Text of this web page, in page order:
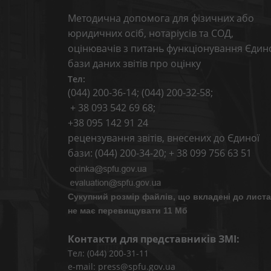
Методична допомога для фізичних або
юридичних осіб, нотаріусів та СОД,
оцінювачів з питань функціонування
бази даних звітів про оцінку
Тел:
(044) 200-36-14; (044) 200-32-58;
+ 38 093 542 69 68;
+38 095 142 91 24
рецензування звітів, внесених до Єдиної
бази: (044) 200-34-20; + 38 099 756 63 51
Сукупний розмір файлів, що вкладені до
не має перевищувати 11 Мб
Контакти для представників ЗМІ:
Тел: (044) 200-31-11
e-mail: press@spfu.gov.ua